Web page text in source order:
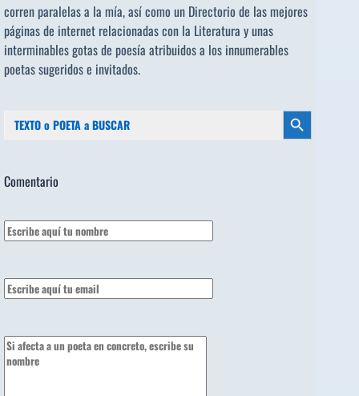
corren paralelas a la mía, así como un Directorio de las mejores
páginas de internet relacionadas con la Literatura y unas
interminables gotas de poesía atribuidos a los innumerables
poetas sugeridose invitados.
Botón de búsqueda
Comentario